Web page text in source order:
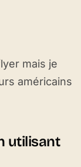
mais je
américains
utilisant